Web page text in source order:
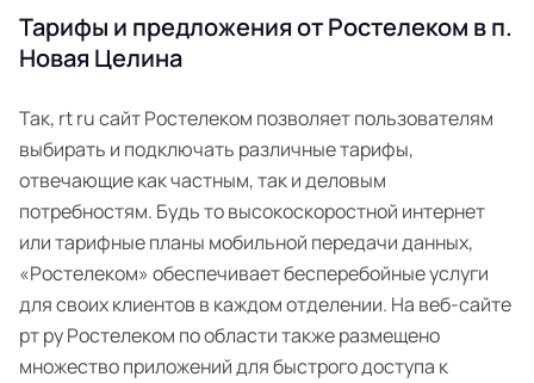
Тарифы и предложения от Ростелеком в п.
Новая Целина
Так, rt ru сайт Ростелеком позволяет пользователям
выбирать и подключать различные тарифы,
отвечающие как частным, так и деловым
потребностям. Будь то высокоскоростной интернет
или тарифные планы мобильной передачи данных,
«Ростелеком» обеспечивает бесперебойные услуги
для своих клиентов в каждом отделении. На веб-сайте
рт ру Ростелеком по области также размещено
множество приложений для быстрого доступа к